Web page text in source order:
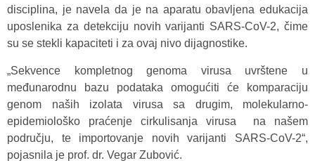
disciplina, je navela da je na aparatu obavljena edukacija
uposlenika za detekciju novih varijanti SARS-CoV-2, čime
su se stekli kapaciteti i za ovaj nivo dijagnostike.
„Sekvence kompletnog genoma virusa uvrštene u
međunarodnu bazu podataka omogućiti će komparaciju
genom naših izolata virusa sa drugim, molekularno-
epidemiološko praćenje cirkulisanja virusa na našem
području, te importovanje novih varijanti SARS-CoV-2“,
pojasnila je prof. dr. Vegar Zubović.